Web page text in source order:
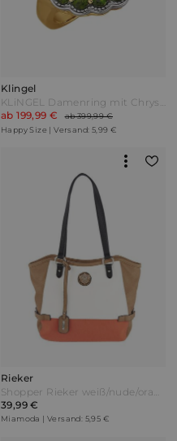
Klingel
KLiNGEL Damenring mit Chrysopras und Chromdiopsiden Gelbgoldfarben Grün
ab 199,99 €
ab 399,99 €
Happy Size | Versand: 5,99 €
Rieker
Shopper Rieker weiß/nude/orange
39,99 €
Miamoda | Versand: 5,95 €